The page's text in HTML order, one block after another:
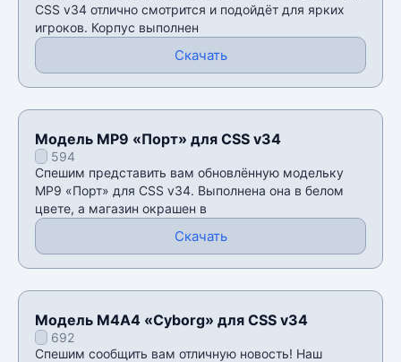
CSS v34 отлично смотрится и подойдёт для ярких
игроков. Корпус выполнен
Скачать
Модель MP9 «Порт» для CSS v34
594
Спешим представить вам обновлённую модельку
MP9 «Порт» для CSS v34. Выполнена она в белом
цвете, а магазин окрашен в
Скачать
Модель М4А4 «Cyborg» для CSS v34
692
Спешим сообщить вам отличную новость! Наш